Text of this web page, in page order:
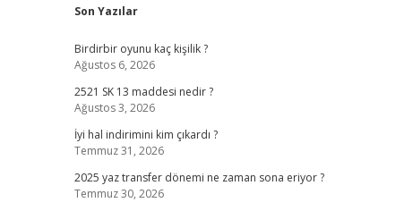
Sidebar
Son Yazılar
Birdirbir oyunu kaç kişilik ?
Ağustos 6, 2026
2521 SK 13 maddesi nedir ?
Ağustos 3, 2026
İyi hal indirimini kim çıkardı ?
Temmuz 31, 2026
2025 yaz transfer dönemi ne zaman sona eriyor ?
Temmuz 30, 2026